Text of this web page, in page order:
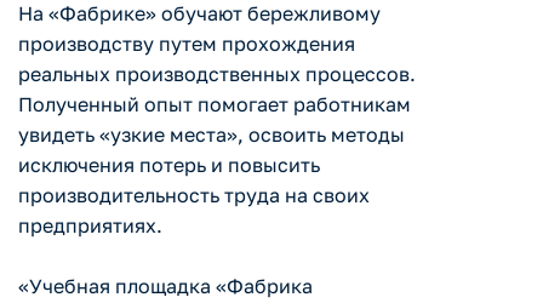
На «Фабрике» обучают бережливому
производству путем прохождения
реальных производственных процессов.
Полученный опыт помогает работникам
увидеть «узкие места», освоить методы
исключения потерь и повысить
производительность труда на своих
предприятиях.
«Учебная площадка «Фабрика